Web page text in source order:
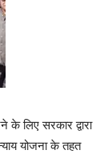
के लिए सरकार द्वारा
योजना के तहत